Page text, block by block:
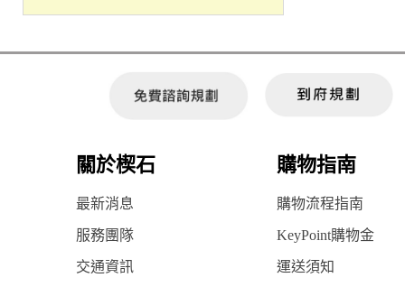
關於楔石 購物指南
最新消息 購物流程指南
服務團隊 KeyPoint購物金
交通資訊 運送須知